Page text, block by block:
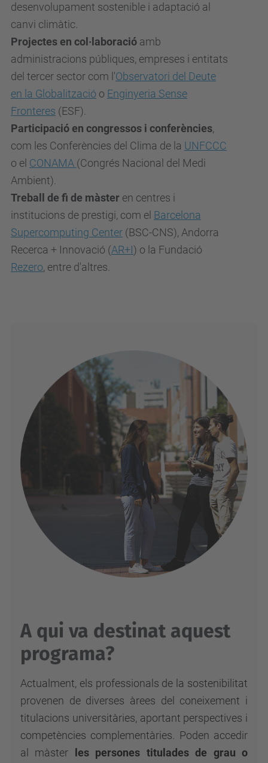
desenvolupament sostenible i adaptació al
canvi climàtic.
Projectes en col·laboració amb
administracions públiques, empreses i entitats
del tercer sector com l'Observatori del Deute
en la Globalització o Enginyeria Sense
Fronteres (ESF).
Participació en congressos i conferències,
com les Conferències del Clima de la UNFCCC
o el CONAMA (Congrés Nacional del Medi
Ambient).
Treball de fi de màster en centres i
institucions de prestigi, com el Barcelona
Supercomputing Center (BSC-CNS), Andorra
Recerca + Innovació (AR+I) o la Fundació
Rezero, entre d'altres.
A qui va destinat aquest
programa?
Actualment, els professionals de la sostenibilitat
provenen de diverses àrees del coneixement i
titulacions universitàries, aportant perspectives i
competències complementàries. Poden accedir
al màster
les persones titulades de grau o